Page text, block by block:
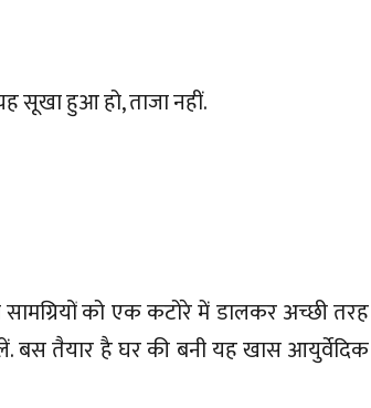
सूखा हुआ हो, ताजा नहीं.
सामग्रियों को एक कटोरे में डालकर अच्छी तरह
लें. बस तैयार है घर की बनी यह खास आयुर्वेदिक